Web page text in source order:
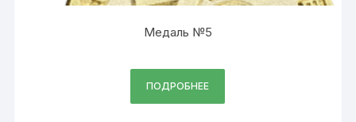
Медаль №5
ПОДРОБНЕЕ